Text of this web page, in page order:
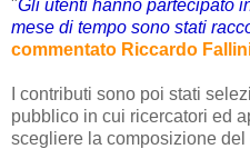
"Gli utenti hanno partecipato
mese di tempo sono stati
commentato Riccardo
I contributi sono poi stati
pubblico in cui ricercatori ed
scegliere la composizione del